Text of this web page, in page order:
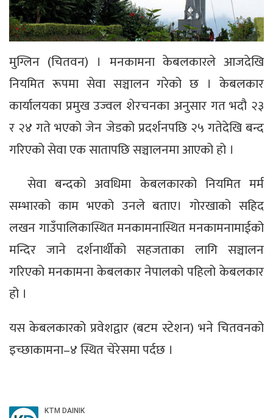
मुग्लिन (चितवन) । मनकामना केबलकारले आजदेखि
नियमित रूपमा सेवा सञ्चालन गरेको छ । केबलकार
कार्यालयका प्रमुख उज्वल शेरचनका अनुसार गत भदौ २३
र २४ गते भएको जेन जेडको प्रदर्शनपछि २५ गतेदेखि बन्द
गरिएको सेवा एक सातापछि सञ्चालनमा आएको हो ।
सेवा बन्दको अवधिमा केबलकारको नियमित मर्म
सम्भारको काम भएको उनले बताए। गोरखाको सहिद
लखन गाउँपालिकास्थित मनकामनास्थित मनकामनामाईको
मन्दिर जाने दर्शनार्थीको सहजताका लागि सञ्चालन
गरिएको मनकामना केबलकार नेपालको पहिलो केबलकार
हो ।
यस केबलकारको प्रवेशद्वार (बटम स्टेशन) भने चितवनको
इच्छाकामना–४ स्थित चेरेसमा पर्दछ ।